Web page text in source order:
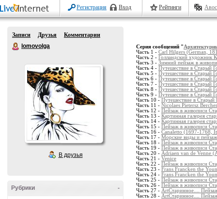
Регистрация Вход Рейтинги
Записи Друзья
Комментарии
lomovolga
В друзья
-
Рубрики
Серия сообщений "
Часть 1 - Carl Hilgers (German,
Часть 2 - Голландский художник
Часть 3 - Зимний пейзаж в
Часть 4 - Путешествие в Старый
Часть 5 - Путешествие в Старый
Часть 6 - Путешествие в Старый
Часть 7 - Путешествие в Старый
Часть 8 - Путешествие в Старый
Часть 9 - Путешествие в Старый
Часть 10 - Путешествие в Старый
Часть 11 - Nicolaes Pietersz
Часть 12 - Пейзаж в живописи
Часть 13 - Картинная галерея
Часть 14 - Картинная галерея
Часть 15 - Пейзаж в живописи
Часть 16 - Canaletto (1697-1768,
Часть 17 - Морские виды и
Часть 18 - Пейзаж в живописи
Часть 19 - Пейзаж в живописи
Часть 20 - Adriaen van de Venne
Часть 21 - Venice
Часть 22 - Пейзаж в живописи
Часть 23 - Frans Francken the
Часть 24 - Frans Francken the
Часть 25 - Пейзаж в живописи
Часть 26 - Пейзаж в живописи
Часть 27 - ArtСтаринное....
Часть 28 - ArtСтаринное....